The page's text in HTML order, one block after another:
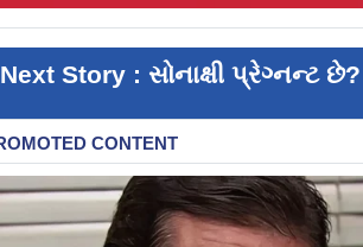
Next Story : સોનાક્ષી પ્રેગ્નન્ટ છે?